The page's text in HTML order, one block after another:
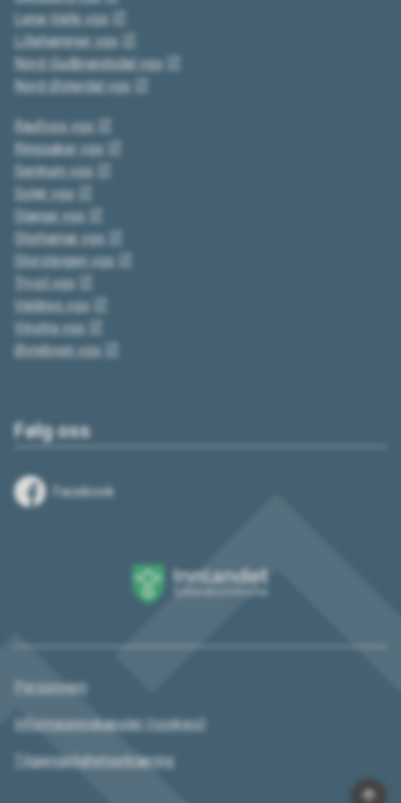
Lena-Valle vgs
Lillehammer vgs
Nord-Gudbrandsdal vgs
Nord-Østerdal vgs
Raufoss vgs
Ringsaker vgs
Sentrum vgs
Solør vgs
Stange vgs
Storhamar vgs
Storsteigen vgs
Trysil vgs
Valdres vgs
Vinstra vgs
Øvrebyen vgs
Følg oss
Facebook
Innlandet
fylkeskommune
Personvern
Informasjonskapsler (cookies)
Tilgjengelighetserklæring